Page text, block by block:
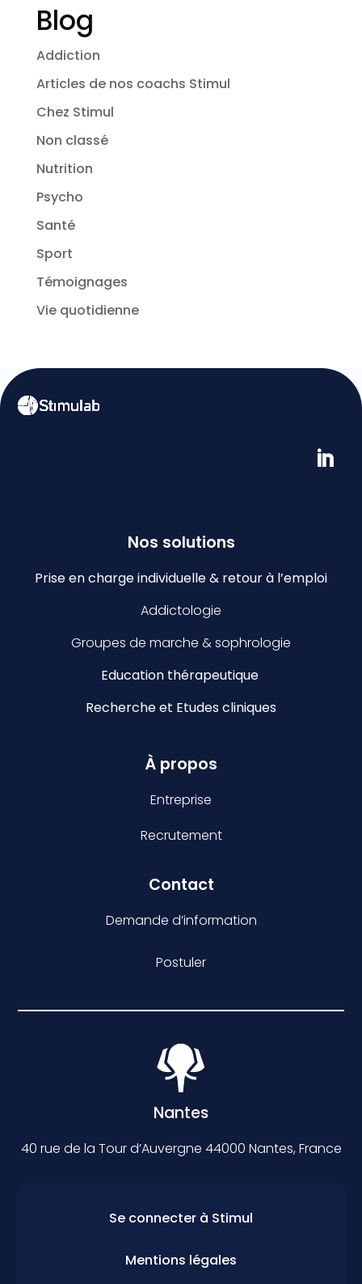
Blog
Addiction
Articles de nos coachs Stimul
Chez Stimul
Non classé
Nutrition
Psycho
Santé
Sport
Témoignages
Vie quotidienne
Nos solutions
Prise en charge individuelle & retour à l’emploi
Addictologie
Groupes de marche & sophrologie
Education thérapeutique
Recherche et Etudes cliniques
À propos
Entreprise
Recrutement
Contact
Demande d’information
Postuler
Nantes
40 rue de la Tour d’Auvergne 44000 Nantes, France
Se connecter à Stimul
Mentions légales